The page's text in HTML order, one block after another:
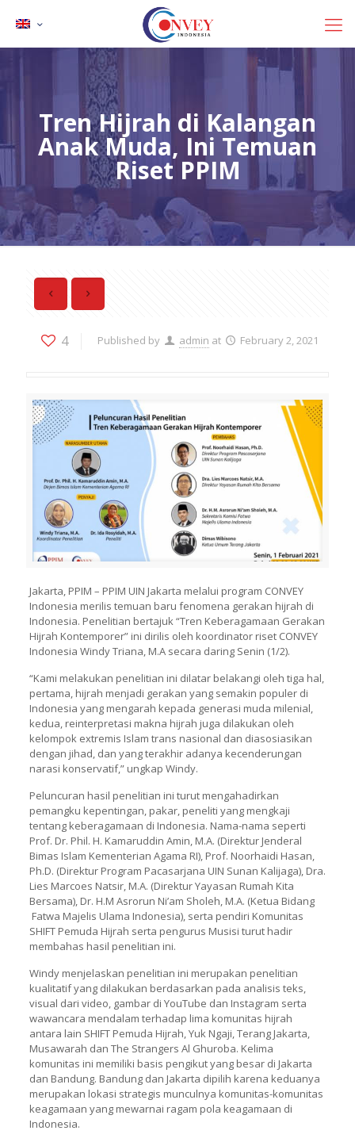
Tren Hijrah di Kalangan
Anak Muda, Ini Temuan
Riset PPIM
4 Published by admin at February 2, 2021
Jakarta, PPIM – PPIM UIN Jakarta melalui program CONVEY
Indonesia merilis temuan baru fenomena gerakan hijrah di
Indonesia. Penelitian bertajuk “Tren Keberagamaan Gerakan
Hijrah Kontemporer” ini dirilis oleh koordinator riset CONVEY
Indonesia Windy Triana, M.A secara daring Senin (1/2).
“Kami melakukan penelitian ini dilatar belakangi oleh tiga hal,
pertama, hijrah menjadi gerakan yang semakin populer di
Indonesia yang mengarah kepada generasi muda milenial,
kedua, reinterpretasi makna hijrah juga dilakukan oleh
kelompok extremis Islam trans nasional dan diasosiasikan
dengan jihad, dan yang terakhir adanya kecenderungan
narasi konservatif,” ungkap Windy.
Peluncuran hasil penelitian ini turut mengahadirkan
pemangku kepentingan, pakar, peneliti yang mengkaji
tentang keberagamaan di Indonesia. Nama-nama seperti
Prof. Dr. Phil. H. Kamaruddin Amin, M.A. (Direktur Jenderal
Bimas Islam Kementerian Agama RI), Prof. Noorhaidi Hasan,
Ph.D. (Direktur Program Pacasarjana UIN Sunan Kalijaga), Dra.
Lies Marcoes Natsir, M.A. (Direktur Yayasan Rumah Kita
Bersama), Dr. H.M Asrorun Ni’am Sholeh, M.A. (Ketua Bidang
Fatwa Majelis Ulama Indonesia), serta pendiri Komunitas
SHIFT Pemuda Hijrah serta pengurus Musisi turut hadir
membahas hasil penelitian ini.
Windy menjelaskan penelitian ini merupakan penelitian
kualitatif yang dilakukan berdasarkan pada analisis teks,
visual dari video, gambar di YouTube dan Instagram serta
wawancara mendalam terhadap lima komunitas hijrah
antara lain SHIFT Pemuda Hijrah, Yuk Ngaji, Terang Jakarta,
Musawarah dan The Strangers Al Ghuroba. Kelima
komunitas ini memiliki basis pengikut yang besar di Jakarta
dan Bandung. Bandung dan Jakarta dipilih karena keduanya
merupakan lokasi strategis munculnya komunitas-komunitas
keagamaan yang mewarnai ragam pola keagamaan di
Indonesia.